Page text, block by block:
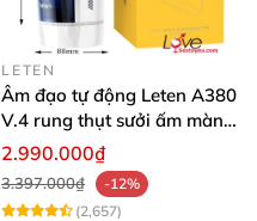
LETEN
Âm đạo tự động Leten A380
V.4 rung thụt sưởi ấm màn
hình LCD đẹp hiện đại
2.990.000₫
3.397.000₫
-12%
(2,657)